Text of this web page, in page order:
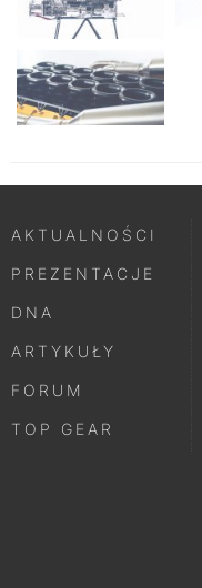
AKTUALNOŚCI
PREZENTACJE
DNA
ARTYKUŁY
FORUM
TOP GEAR